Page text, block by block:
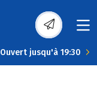
Ouvert jusqu'à 19:30